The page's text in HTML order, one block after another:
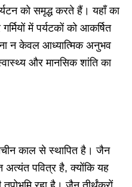
को समृद्ध करते हैं। यहाँ का
में पर्यटकों को आकर्षित
न केवल आध्यात्मिक अनुभव
और मानसिक शांति का
काल से स्थापित है। जैन
अत्यंत पवित्र है, क्योंकि यह